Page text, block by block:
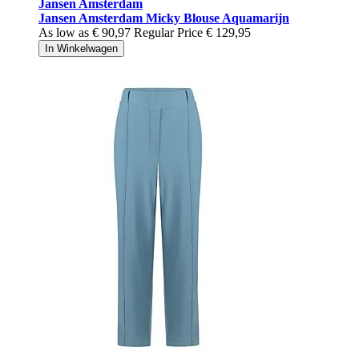
Jansen Amsterdam
Jansen Amsterdam Micky Blouse Aquamarijn
As low as € 90,97 Regular Price € 129,95
In Winkelwagen